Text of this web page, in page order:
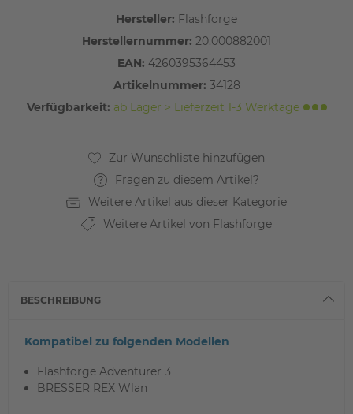
Hersteller: Flashforge
Herstellernummer: 20.000882001
EAN: 4260395364453
Artikelnummer: 34128
Verfügbarkeit: ab Lager > Lieferzeit 1-3 Werktage
Fragen zu diesem Artikel?
Weitere Artikel aus dieser Kategorie
Weitere Artikel von Flashforge
BESCHREIBUNG
Kompatibel zu folgenden Modellen
Flashforge Adventurer 3
BRESSER REX Wlan